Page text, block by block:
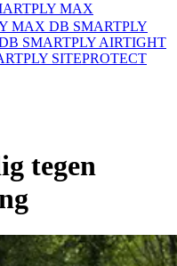
MAX
MAX DB SMARTPLY
SMARTPLY AIRTIGHT
SITEPROTECT
tegen